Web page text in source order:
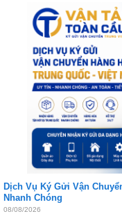
Dịch Vụ Ký Gửi Vận
Nhanh Chóng
08/08/2026